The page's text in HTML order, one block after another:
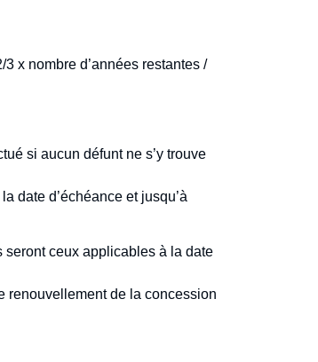
x nombre d’années restantes /
si aucun défunt ne s’y trouve
date d’échéance et jusqu’à
seront ceux applicables à la date
renouvellement de la concession